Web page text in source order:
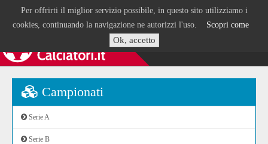
Per offrirti il miglior servizio possibile, in questo sito utilizziamo i
cookies, continuando la navigazione ne autorizzi l'uso. Scopri come
Ok, accetto
Campionati
Serie A
Serie B